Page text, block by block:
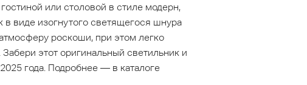
или столовой в стиле модерн,
виде изогнутого светящегося шнура
роскоши, при этом легко
этот оригинальный светильник и
года. Подробнее — в каталоге